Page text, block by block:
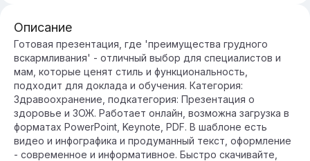
Описание
Готовая презентация, где 'преимущества грудного
вскармливания' - отличный выбор для специалистов и
мам, которые ценят стиль и функциональность,
подходит для доклада и обучения. Категория:
Здравоохранение, подкатегория: Презентация о
здоровье и ЗОЖ. Работает онлайн, возможна загрузка в
форматах PowerPoint, Keynote, PDF. В шаблоне есть
видео и инфографика и продуманный текст, оформление
- современное и информативное. Быстро скачивайте,